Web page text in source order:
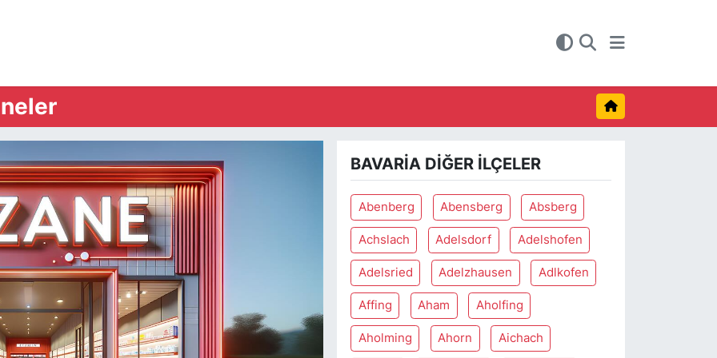
BAVARIA DIĞER İLÇELER
Abenberg Abensberg Absberg
Achslach Adelsdorf Adelshofen
Adelsried Adelzhausen Adlkofen
Affing Aham Aholfing
Aholming Ahorn Aichach